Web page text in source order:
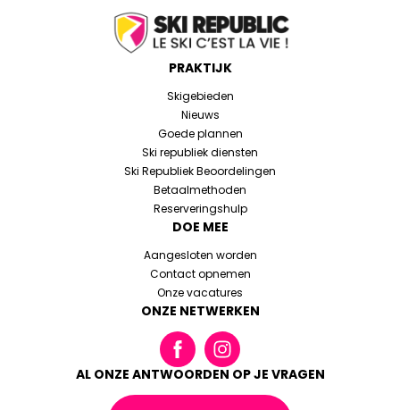
PRAKTIJK
Skigebieden
Nieuws
Goede plannen
Ski republiek diensten
Ski Republiek Beoordelingen
Betaalmethoden
Reserveringshulp
DOE MEE
Aangesloten worden
Contact opnemen
Onze vacatures
ONZE NETWERKEN
AL ONZE ANTWOORDEN OP JE VRAGEN